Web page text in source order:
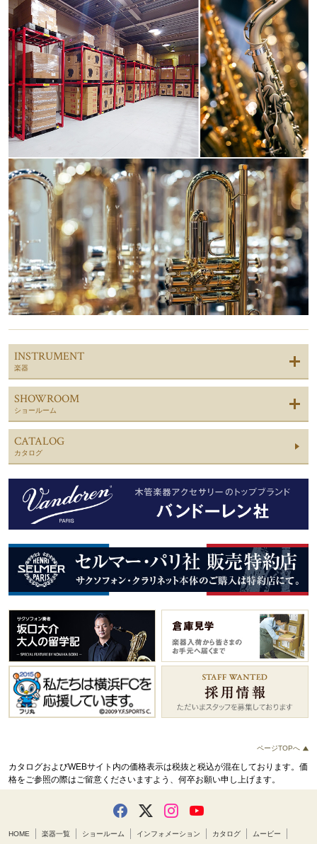
INSTRUMENT
楽器
SHOWROOM
ショールーム
CATALOG
カタログ
ページTOPへ
カタログおよびWEBサイト内の価格表示は税抜と税込が混在しております。 価
格をご参照の際はご留意くださいますよう、何卒お願い申し上げます。
HOME 楽器一覧 ショールーム インフォメーション カタログ ムービー